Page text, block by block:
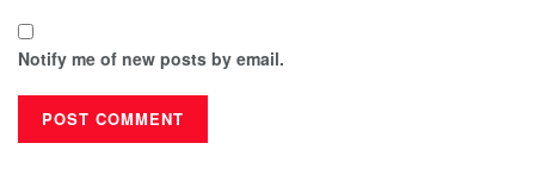
Notify me of new posts by email.